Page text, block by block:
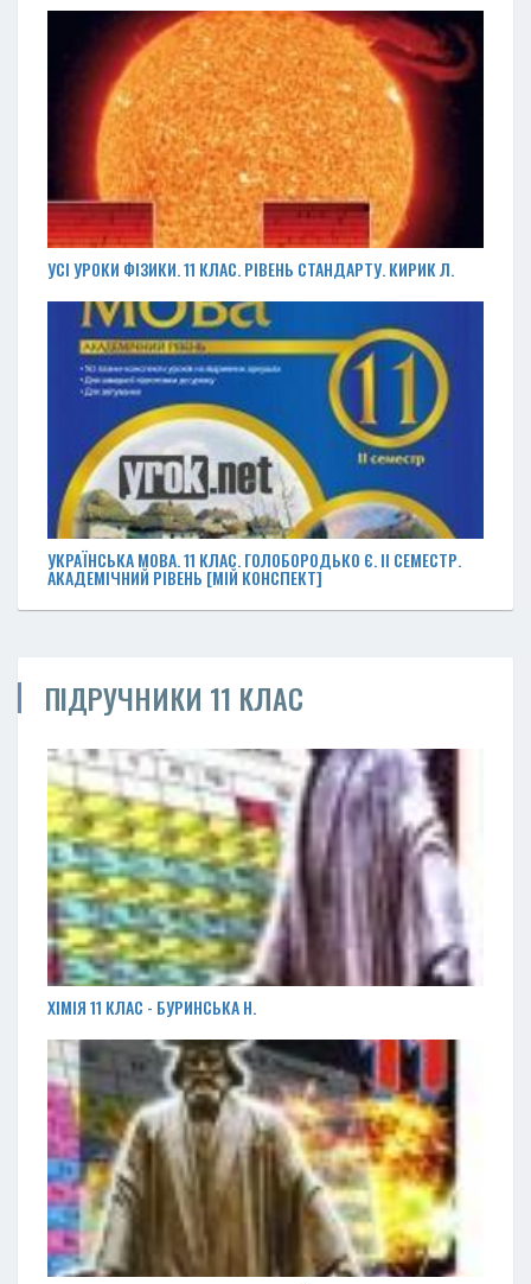
УСІ УРОКИ ФІЗИКИ. 11 КЛАС. РІВЕНЬ СТАНДАРТУ. КИРИК Л.
УКРАЇНСЬКА МОВА. 11 КЛАС. ГОЛОБОРОДЬКО Є. II СЕМЕСТР.
АКАДЕМІЧНИЙ РІВЕНЬ [МІЙ КОНСПЕКТ]
ПІДРУЧНИКИ 11 КЛАС
ХІМІЯ 11 КЛАС - БУРИНСЬКА Н.